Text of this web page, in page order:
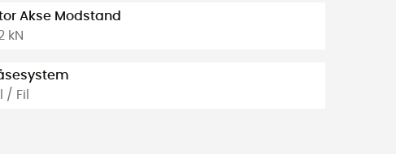
Akse Modstand
kN
/ Fil